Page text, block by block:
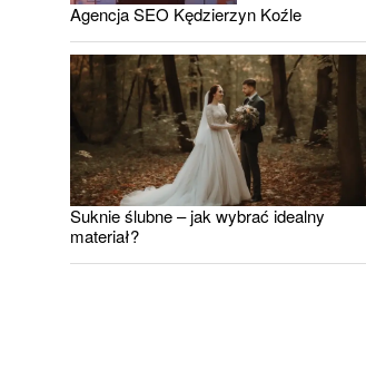
Agencja SEO Kędzierzyn Koźle
Suknie ślubne – jak wybrać idealny
materiał?